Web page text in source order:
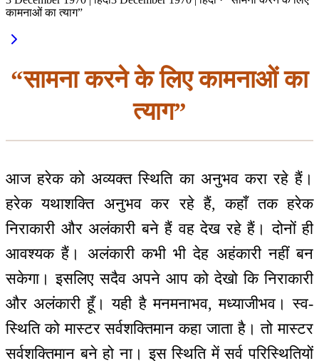
कामनाओं का त्याग”
“सामना करने के लिए कामनाओं का
त्याग”
आज हरेक को अव्यक्त स्थिति का अनुभव करा रहे हैं।
हरेक यथाशक्ति अनुभव कर रहे हैं, कहाँ तक हरेक
निराकारी और अलंकारी बने हैं वह देख रहे हैं। दोनों ही
आवश्यक हैं। अलंकारी कभी भी देह अहंकारी नहीं बन
सकेगा। इसलिए सदैव अपने आप को देखो कि निराकारी
और अलंकारी हूँ। यही है मनमनाभव, मध्याजीभव। स्व-
स्थिति को मास्टर सर्वशक्तिमान कहा जाता है। तो मास्टर
सर्वशक्तिमान बने हो ना। इस स्थिति में सर्व परिस्थितियों